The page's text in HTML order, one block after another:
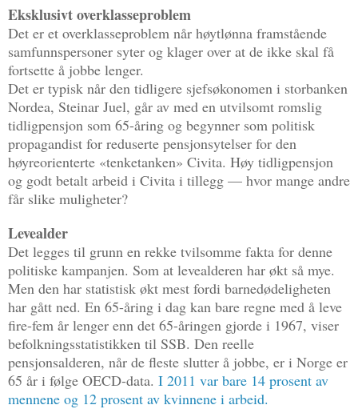
Eksklusivt overklasseproblem
Det er et overklasseproblem når høytlønna framstående
samfunnspersoner syter og klager over at de ikke skal få
fortsette å jobbe lenger.
Det er typisk når den tidligere sjefsøkonomen i storbanken
Nordea, Steinar Juel, går av med en utvilsomt romslig
tidligpensjon som 65-åring og begynner som politisk
propagandist for reduserte pensjonsytelser for den
høyreorienterte «tenketanken» Civita. Høy tidligpensjon
og godt betalt arbeid i Civita i tillegg — hvor mange andre
får slike muligheter?
Levealder
Det legges til grunn en rekke tvilsomme fakta for denne
politiske kampanjen. Som at levealderen har økt så mye.
Men den har statistisk økt mest fordi barnedødeligheten
har gått ned. En 65-åring i dag kan bare regne med å leve
fire-fem år lenger enn det 65-åringen gjorde i 1967, viser
befolkningsstatistikken til SSB. Den reelle
pensjonsalderen, når de fleste slutter å jobbe, er i Norge er
65 år i følge OECD-data. I 2011 var bare 14 prosent av
mennene og 12 prosent av kvinnene i arbeid.